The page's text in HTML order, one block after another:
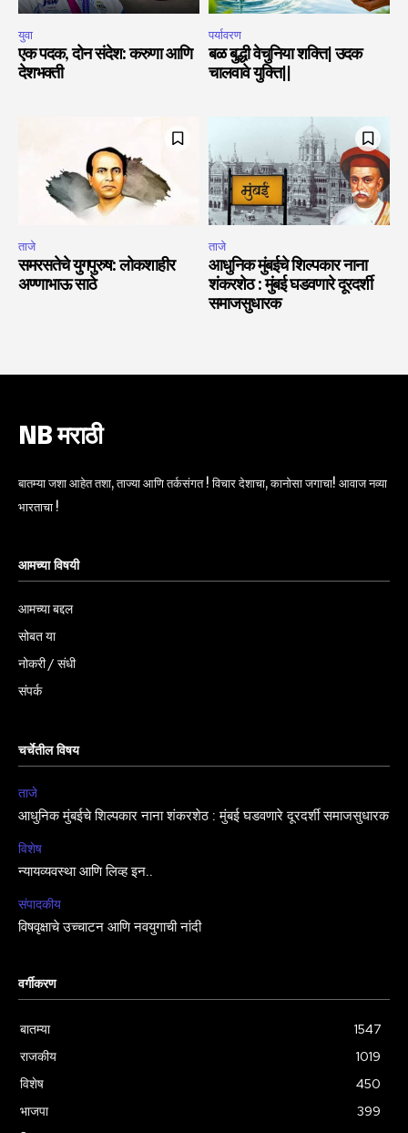
युवा
एक पदक, दोन संदेश: करुणा आणि
देशभक्ती
पर्यावरण
बळ बुद्धी वेचुनिया शक्ति| उदक
चालवावे युक्ति||
ताजे
समरसतेचे युगपुरुष: लोकशाहीर
अण्णाभाऊ साठे
ताजे
आधुनिक मुंबईचे शिल्पकार नाना
शंकरशेठ : मुंबई घडवणारे दूरदर्शी
समाजसुधारक
NB मराठी
बातम्या जशा आहेत तशा, ताज्या आणि तर्कसंगत ! विचार देशाचा, कानोसा जगाचा! आवाज नव्या
भारताचा !
आमच्या विषयी
आमच्या बद्दल
सोबत या
नोकरी / संधी
संपर्क
चर्चेतील विषय
ताजे
आधुनिक मुंबईचे शिल्पकार नाना शंकरशेठ : मुंबई घडवणारे दूरदर्शी समाजसुधारक
विशेष
न्यायव्यवस्था आणि लिव्ह इन..
संपादकीय
विषवृक्षाचे उच्चाटन आणि नवयुगाची नांदी
वर्गीकरण
बातम्या
1547
राजकीय
1019
विशेष
450
भाजपा
399